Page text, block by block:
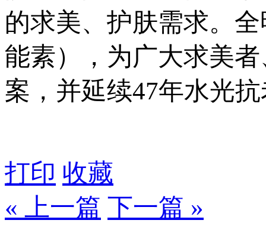
的求美、护肤需求。
能素），为广大求美
案，并延续47年水光
打印 收藏
« 上一篇 下一篇 »